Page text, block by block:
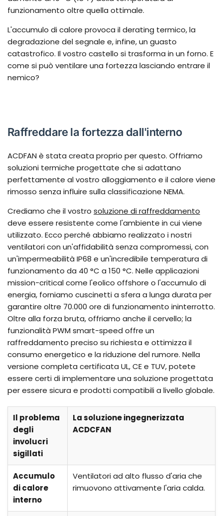
funzionamento oltre quella ottimale.
L'accumulo di calore provoca il derating termico, la
degradazione del segnale e, infine, un guasto
catastrofico. Il vostro castello si trasforma in un forno. E
come si può ventilare una fortezza lasciando entrare il
nemico?
Raffreddare la fortezza dall'interno
ACDFAN è stata creata proprio per questo. Offriamo
soluzioni termiche progettate che si adattano
perfettamente al vostro alloggiamento e il calore viene
rimosso senza influire sulla classificazione NEMA.
Crediamo che il vostro soluzione di raffreddamento
deve essere resistente come l'ambiente in cui viene
utilizzato. Ecco perché abbiamo realizzato i nostri
ventilatori con un'affidabilità senza compromessi, con
un'impermeabilità IP68 e un'incredibile temperatura di
funzionamento da 40 °C a 150 °C. Nelle applicazioni
mission-critical come l'eolico offshore o l'accumulo di
energia, forniamo cuscinetti a sfera a lunga durata per
garantire oltre 70.000 ore di funzionamento ininterrotto.
Oltre alla forza bruta, offriamo anche il cervello; la
funzionalità PWM smart-speed offre un
raffreddamento preciso su richiesta e ottimizza il
consumo energetico e la riduzione del rumore. Nella
versione completa certificata UL, CE e TUV, potete
essere certi di implementare una soluzione progettata
per essere sicura e prodotti compatibili a livello globale.
Il problema
degli
involucri
sigillati
La soluzione ingegnerizzata
ACDCFAN
Accumulo
di calore
interno
Ventilatori ad alto flusso d'aria che
rimuovono attivamente l'aria calda.